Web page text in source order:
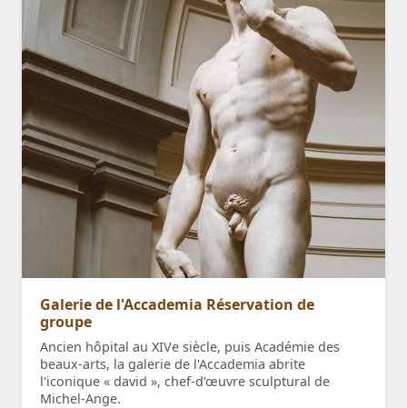
Galerie de l'Accademia Réservation de
groupe
Ancien hôpital au XIVe siècle, puis Académie des
beaux-arts, la galerie de l'Accademia abrite
l'iconique « david », chef-d'œuvre sculptural de
Michel-Ange.